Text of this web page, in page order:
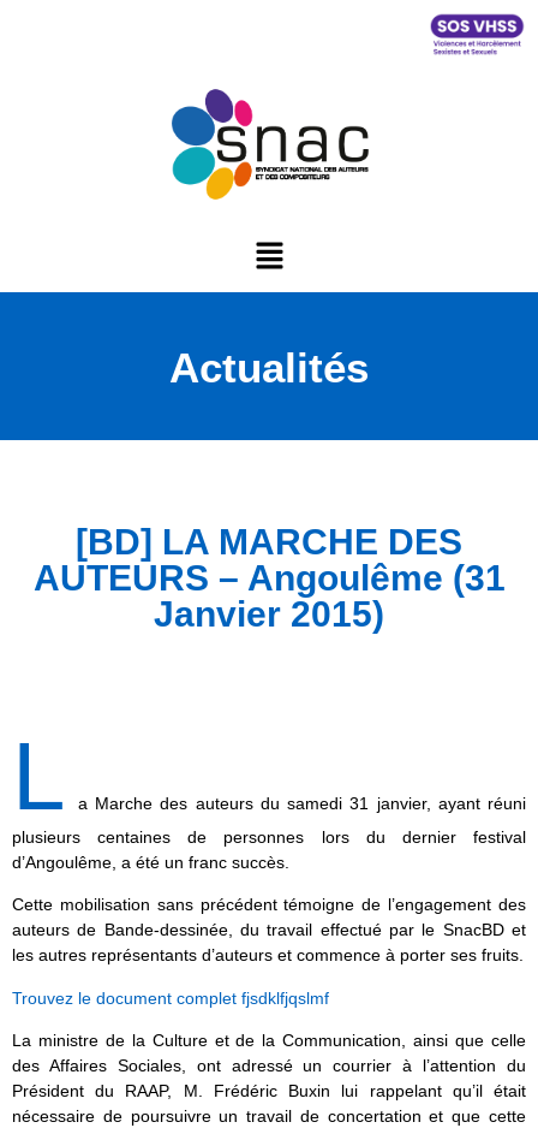
Actualités
[BD] LA MARCHE DES
AUTEURS – Angoulême (31
Janvier 2015)
L
a Marche des auteurs du samedi 31 janvier, ayant réuni
plusieurs centaines de personnes lors du dernier festival
d’Angoulême, a été un franc succès.
Cette mobilisation sans précédent témoigne de l’engagement des
auteurs de Bande-dessinée, du travail effectué par le SnacBD et
les autres représentants d’auteurs et commence à porter ses fruits.
Trouvez le document complet fjsdklfjqslmf
La ministre de la Culture et de la Communication, ainsi que celle
des Affaires Sociales, ont adressé un courrier à l’attention du
Président du RAAP, M. Frédéric Buxin lui rappelant qu’il était
nécessaire de poursuivre un travail de concertation et que cette